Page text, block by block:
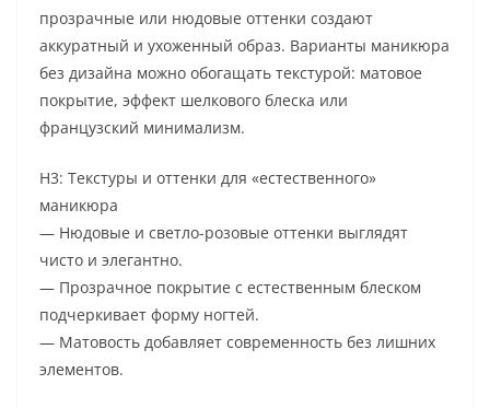
прозрачные или нюдовые оттенки создают
аккуратный и ухоженный образ. Варианты маникюра
без дизайна можно обогащать текстурой: матовое
покрытие, эффект шелкового блеска или
французский минимализм.
H3: Текстуры и оттенки для «естественного»
маникюра
— Нюдовые и светло-розовые оттенки выглядят
чисто и элегантно.
— Прозрачное покрытие с естественным блеском
подчеркивает форму ногтей.
— Матовость добавляет современность без лишних
элементов.